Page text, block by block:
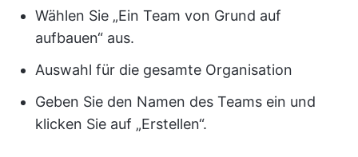
Wählen Sie „Ein Team von Grund auf
aufbauen“ aus.
Auswahl für die gesamte Organisation
Geben Sie den Namen des Teams ein und
klicken Sie auf „Erstellen“.